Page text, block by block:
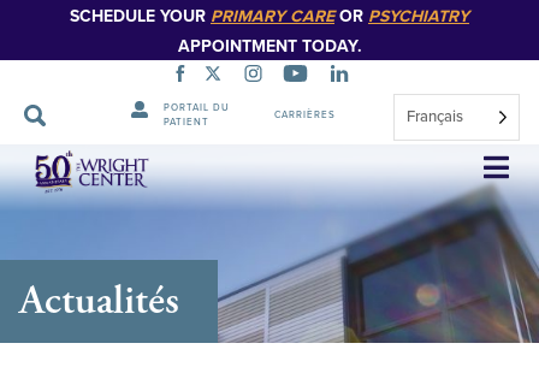
SCHEDULE YOUR PRIMARY CAREOR PSYCHIATRY
APPOINTMENT TODAY.
PORTAIL DU
PATIENT
CARRIÈRES Français
Sauter
la
navigation
Actualités